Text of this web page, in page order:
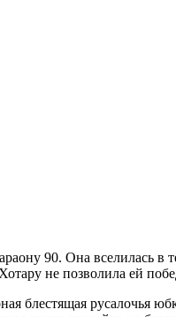
90. Она вселилась в
не позволила ей
блестящая русалочья